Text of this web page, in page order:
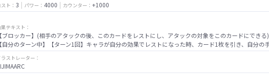
ト： 3 パワー： 4000 カウンター： +1000
テキスト：
【ブロッカー】(相手のアタックの後、このカードをレストにし、アタックの対象をこのカードにできる)
ラストレーター：